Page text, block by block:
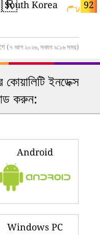
92
South Korea
(৭ আগ ২০২৬, সকাল ৯:১৬ সময়)
ইনডেক্স
করুন:
Android
Windows PC